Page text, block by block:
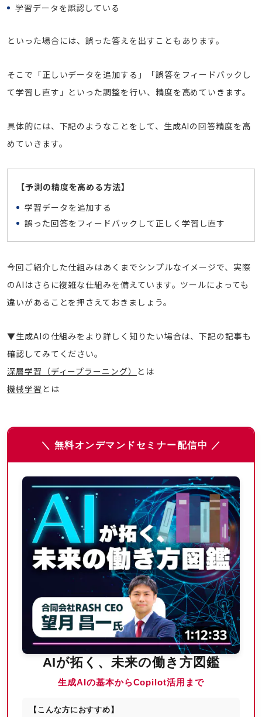
学習データを誤認している
といった場合には、誤った答えを出すこともあります。
そこで「正しいデータを追加する」「誤答をフィードバックし
て学習し直す」といった調整を行い、精度を高めていきます。
具体的には、下記のようなことをして、生成AIの回答精度を高
めていきます。
【予測の精度を高める方法】
学習データを追加する
誤った回答をフィードバックして正しく学習し直す
今回ご紹介した仕組みはあくまでシンプルなイメージで、実際
のAIはさらに複雑な仕組みを備えています。ツールによっても
違いがあることを押さえておきましょう。
▼生成AIの仕組みをより詳しく知りたい場合は、下記の記事も
確認してみてください。
深層学習（ディープラーニング）
とは
機械学習 とは
＼ 無料オンデマンドセミナー配信中 ／
AIが拓く、未来の働き方図鑑
生成AIの基本からCopilot活用まで
【こんな方におすすめ】